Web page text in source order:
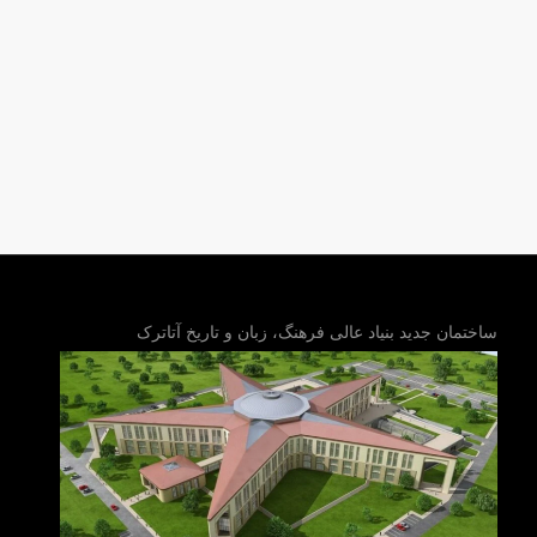
ساختمان جدید بنیاد عالی فرهنگ، زبان و تاریخ آتاترک